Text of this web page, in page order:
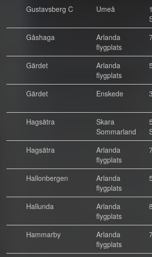
Gustavsberg C
Umeå
Gåshaga
Arlanda
flygplats
Gärdet
Arlanda
flygplats
Gärdet
Enskede
Hagsätra
Skara
Sommarland
Hagsätra
Arlanda
flygplats
Hallonbergen
Arlanda
flygplats
Hallunda
Arlanda
flygplats
Hammarby
Arlanda
flygplats